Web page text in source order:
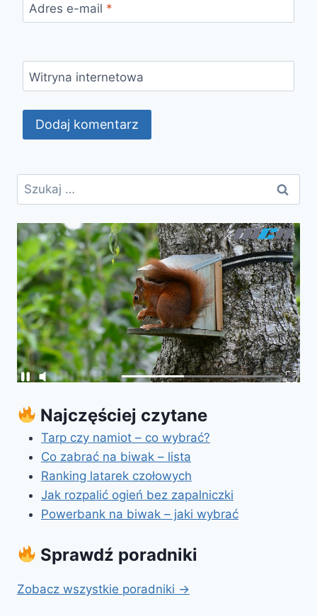
Adres e-mail *
Witryna internetowa
Szukaj:
Najczęściej czytane
Tarp czy namiot – co wybrać?
Co zabrać na biwak – lista
Ranking latarek czołowych
Jak rozpalić ogień bez zapalniczki
Powerbank na biwak – jaki wybrać
Sprawdź poradniki
Zobacz wszystkie poradniki →